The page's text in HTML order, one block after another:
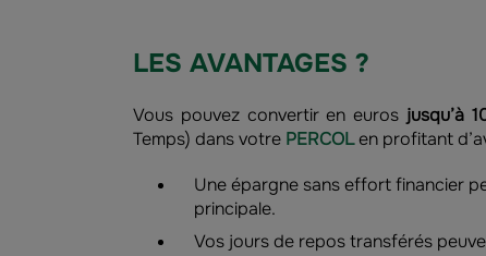
LES AVANTAGES ?
Vous pouvez convertir en euros jusqu’à
Temps) dans votre PERCOLen profitant
Une épargne sans effort financier
principale.
Vos jours de repos transférés